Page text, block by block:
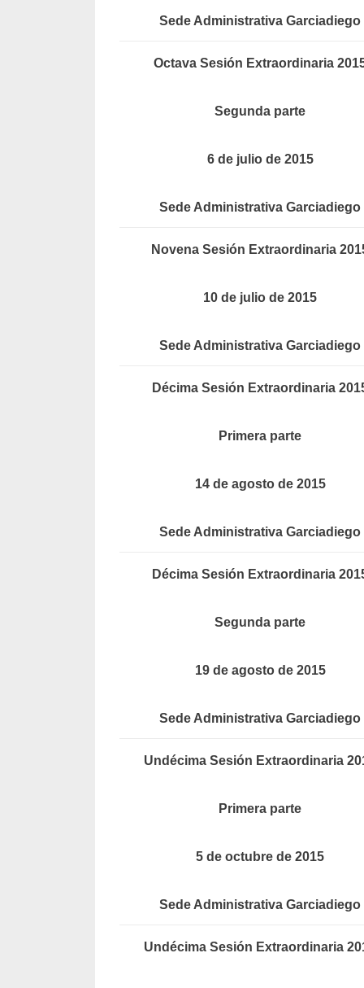
Sede Administrativa Garciadiego
Octava Sesión Extraordinaria
Segunda parte
6 de julio de 2015
Sede Administrativa Garciadiego
Novena Sesión Extraordinaria
10 de julio de 2015
Sede Administrativa Garciadiego
Décima Sesión Extraordinaria
Primera parte
14 de agosto de 2015
Sede Administrativa Garciadiego
Décima Sesión Extraordinaria
Segunda parte
19 de agosto de 2015
Sede Administrativa Garciadiego
Undécima Sesión Extraordinaria
Primera parte
5 de octubre de 2015
Sede Administrativa Garciadiego
Undécima Sesión Extraordinaria